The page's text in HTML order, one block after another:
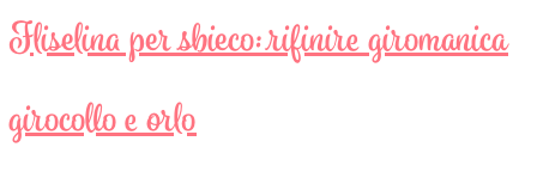
Fliselina per sbieco: rifinire giromanica
girocollo e orlo